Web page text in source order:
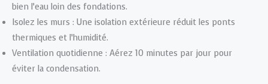
bien l’eau loin des fondations.
Isolez les murs : Une isolation extérieure réduit les ponts
thermiques et l’humidité.
Ventilation quotidienne : Aérez 10 minutes par jour pour
éviter la condensation.